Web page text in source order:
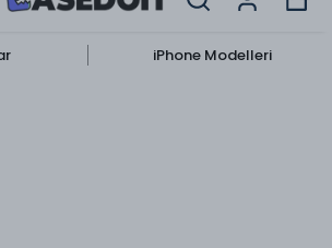
iPhone Modelleri